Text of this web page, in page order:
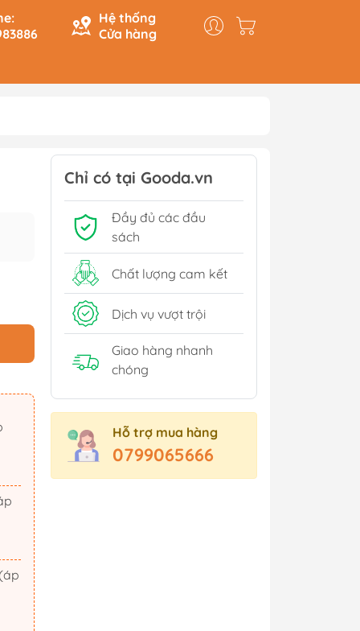
Hệ thống
Cửa hàng
Du Ký
Lịch Sử - Văn Hoá - Chính
Trị
Tâm Linh
Sách Tham Khảo Cấp 1
Sách Tham Khảo Cấp 2
Sách Ôn Thi Đại Học
Xem thêm
Triển
Xúc
Dục
Chỉ có tại Gooda.vn
Đầy đủ các đầu
sách
Chất lượng cam kết
Dịch vụ vượt trội
Giao hàng nhanh
chóng
Hỗ trợ mua hàng
0799065666